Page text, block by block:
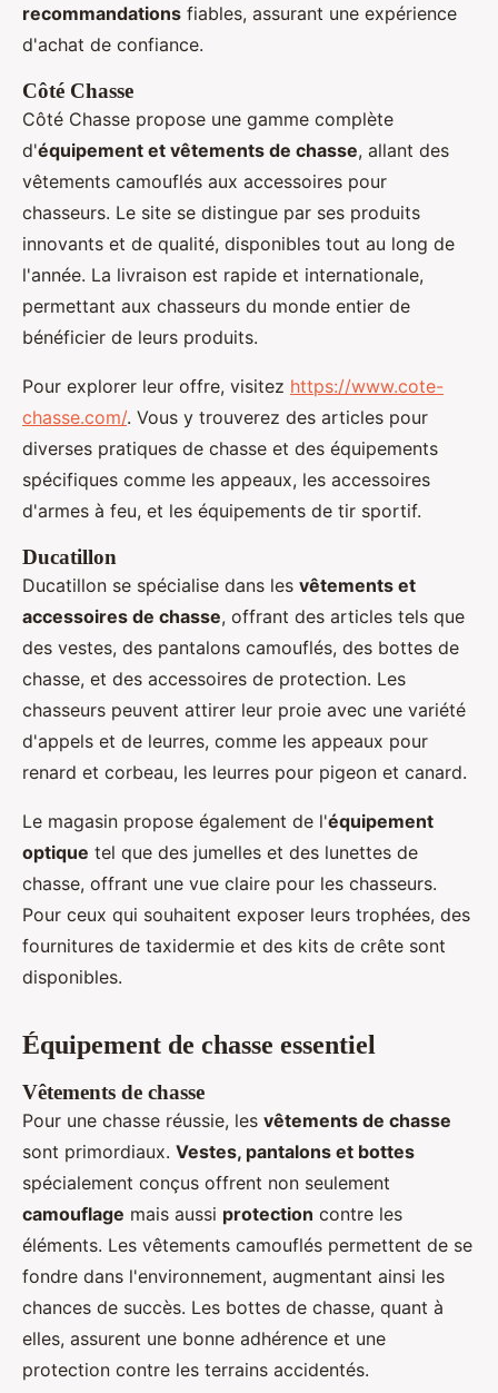
recommandations fiables, assurant une expérience
d'achat de confiance.
Côté Chasse
Côté Chasse propose une gamme complète
d'équipement et vêtements de chasse, allant des
vêtements camouflés aux accessoires pour
chasseurs. Le site se distingue par ses produits
innovants et de qualité, disponibles tout au long de
l'année. La livraison est rapide et internationale,
permettant aux chasseurs du monde entier de
bénéficier de leurs produits.
Pour explorer leur offre, visitez https://www.cote-
chasse.com/. Vous y trouverez des articles pour
diverses pratiques de chasse et des équipements
spécifiques comme les appeaux, les accessoires
d'armes à feu, et les équipements de tir sportif.
Ducatillon
Ducatillon se spécialise dans les vêtements et
accessoires de chasse, offrant des articles tels que
des vestes, des pantalons camouflés, des bottes de
chasse, et des accessoires de protection. Les
chasseurs peuvent attirer leur proie avec une variété
d'appels et de leurres, comme les appeaux pour
renard et corbeau, les leurres pour pigeon et canard.
Le magasin propose également de l'équipement
optique tel que des jumelles et des lunettes de
chasse, offrant une vue claire pour les chasseurs.
Pour ceux qui souhaitent exposer leurs trophées, des
fournitures de taxidermie et des kits de crête sont
disponibles.
Équipement de chasse essentiel
Vêtements de chasse
Pour une chasse réussie, les vêtements de chasse
sont primordiaux. Vestes, pantalons et bottes
spécialement conçus offrent non seulement
camouflage mais aussi protection contre les
éléments. Les vêtements camouflés permettent de se
fondre dans l'environnement, augmentant ainsi les
chances de succès. Les bottes de chasse, quant à
elles, assurent une bonne adhérence et une
protection contre les terrains accidentés.